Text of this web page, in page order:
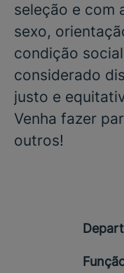
seleção e com
sexo,
condição
considerado
justo e
Venha fazer
outros!